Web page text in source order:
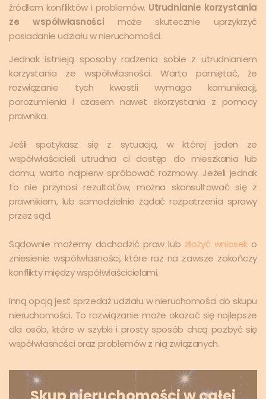
źródłem konfliktów i problemów. Utrudnianie korzystania
ze współwłasności może skutecznie uprzykrzyć
posiadanie udziału w nieruchomości.
Jednak istnieją sposoby radzenia sobie z utrudnianiem
korzystania ze współwłasności. Warto pamiętać, że
rozwiązanie tych kwestii wymaga komunikacji,
porozumienia i czasem nawet skorzystania z pomocy
prawnika.
Jeśli spotykasz się z sytuacją, w której jeden ze
współwłaścicieli utrudnia ci dostęp do mieszkania lub
domu, warto najpierw spróbować rozmowy. Jeżeli jednak
to nie przynosi rezultatów, można skonsultować się z
prawnikiem, lub samodzielnie żądać rozpatrzenia sprawy
przez sąd.
Sądownie możemy dochodzić praw lub złożyć wnioseko
zniesienie współwłasności, które raz na zawsze zakończy
konflikty między współwłaścicielami.
Inną opcją jest sprzedaż udziału w nieruchomości do skupu
nieruchomości. To rozwiązanie może okazać się najlepsze
dla osób, które w szybki i prosty sposób chcą pozbyć się
współwłasności oraz problemów z nią związanych.